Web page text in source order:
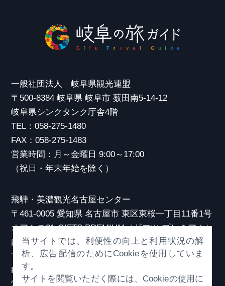
一般社団法人 岐阜県観光連盟
〒500-8384 岐阜県 岐阜市 薮田南5-14-12
岐阜県シンクタンク庁舎4階
TEL：058-275-1480
FAX：058-275-1483
営業時間：月～金曜日 9:00～17:00
（祝日・年末年始を除く）
飛騨・美濃観光名古屋センター
〒461-0005 愛知県 名古屋市 東区東桜一丁目11番1号
オアシス21 GIFTS PREMIUM（ギフツ プレミアム）
内
TEL：052-253-6185
FAX：052-253-6186
当サイトでは、利便性の向上と利用状況の解
析、広告配信のためにCookieを使用していま
す。
サイトを閲覧いただく際には、Cookieの使用に